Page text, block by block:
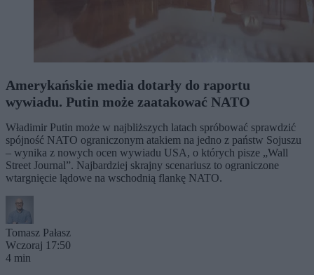
Amerykańskie media dotarły do raportu
wywiadu. Putin może zaatakować NATO
Władimir Putin może w najbliższych latach spróbować sprawdzić
spójność NATO ograniczonym atakiem na jedno z państw Sojuszu
– wynika z nowych ocen wywiadu USA, o których pisze „Wall
Street Journal”. Najbardziej skrajny scenariusz to ograniczone
wtargnięcie lądowe na wschodnią flankę NATO.
Tomasz Pałasz
Wczoraj 17:50
4 min